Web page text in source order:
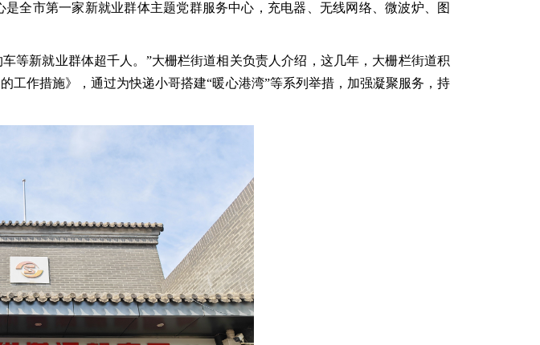
全市第一家新就业群体主题党群服务中心，充电器、无线网络、微波炉、图
等新就业群体超千人。”大栅栏街道相关负责人介绍，这几年，大栅栏街道积
作措施》，通过为快递小哥搭建“暖心港湾”等系列举措，加强凝聚服务，持